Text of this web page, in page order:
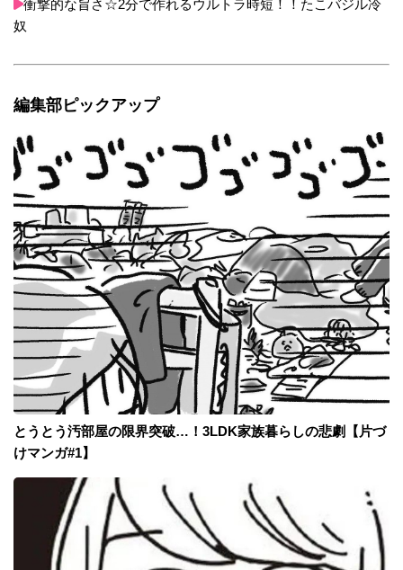
衝撃的な旨さ☆2分で作れるウルトラ時短！！たこバジル冷
奴
編集部ピックアップ
とうとう汚部屋の限界突破…！3LDK家族暮らしの悲劇【片づ
けマンガ#1】